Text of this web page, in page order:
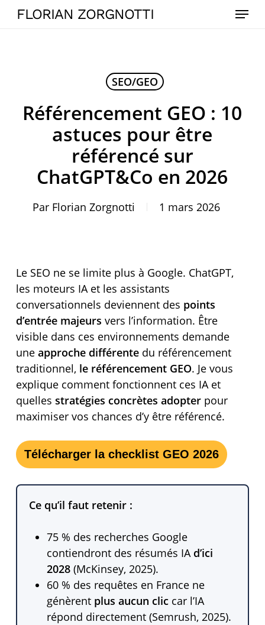
SkipFLORIAN ZORGNOTTI Menu
SEO/GEO
Référencement GEO : 10
astuces pour être
référencé sur
ChatGPT&Co en 2026
Par Florian Zorgnotti 1 mars 2026
Le SEO ne se limite plus à Google. ChatGPT,
les moteurs IA et les assistants
conversationnels deviennent des points
d’entrée majeurs vers l’information. Être
visible dans ces environnements demande
une approche différentedu référencement
traditionnel, le référencement GEO. Je vous
explique comment fonctionnent ces IA et
quelles stratégies concrètes adopterpour
maximiser vos chances d’y être référencé.
Télécharger la checklist GEO 2026
Ce qu’il faut retenir :
75 % des recherches Google
contiendront des résumés IA d’ici
2028(McKinsey, 2025).
60 % des requêtes en France ne
génèrent plus aucun cliccar l’IA
répond directement (Semrush, 2025).